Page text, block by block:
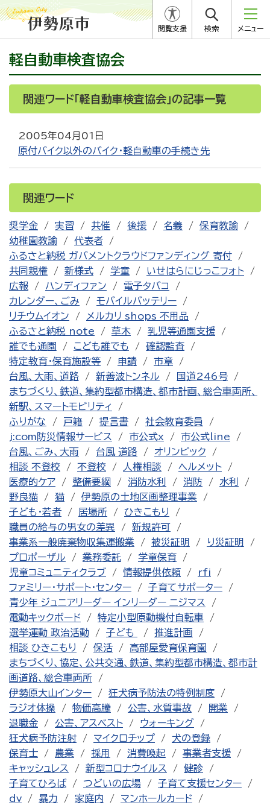
閲覧支援 検索 メニュー
軽自動車検査協会
関連ワード「軽自動車検査協会」の記事一覧
2005年04月01日
原付バイク以外のバイク・軽自動車の手続き先
関連ワード
奨学金 実習 共催 後援 名義
保育教諭
幼稚園教諭
代表者
ふるさと納税 ガバメントクラウドファンディング 寄付
共同親権
新様式 学童
いせはらにじっこフォト
広報
ハンディファン
電子タバコ
カレンダー、ごみ
モバイルバッテリー
リチウムイオン
メルカリ shops 不用品
ふるさと納税 note
草木
乳児等通園支援
誰でも通園
こども誰でも
確認監査
特定教育・保育施設等
申請
市章
台風、大雨、道路
新善波トンネル
国道246号
まちづくり、鉄道、集約型都市構造、都市計画、総合車両所、
新駅、スマートモビリティ
ふりがな
戸籍 提言書
社会教育委員
j:com防災情報サービス
市公式x
市公式line
台風、ごみ、大雨
台風 道路
オリンピック
相談 不登校
不登校 人権相談
ヘルメット
医療的ケア
整備要綱 消防水利 消防
水利
野良猫
猫
伊勢原の土地区画整理事業
子ども・若者
居場所
ひきこもり
職員の給与の男女の差異
新規許可
事業系一般廃棄物収集運搬業
被災証明
り災証明
プロポーザル
業務委託
学童保育
児童コミュニティクラブ
情報提供依頼
rfi
ファミリー・サポート・センター
子育てサポーター
青少年 ジュニアリーダー インリーダー ニジマス
電動キックボード
特定小型原動機付自転車
選挙運動 政治活動
子ども
推進計画
相談 ひきこもり
保活
高部屋愛育保育園
まちづくり、協定、公共交通、鉄道、集約型都市構造、都市計
画道路、総合車両所
伊勢原大山インター
狂犬病予防法の特例制度
ラジオ体操
物価高騰 公害、水質事故
開業
退職金
公害、アスベスト
ウォーキング
狂犬病予防注射
マイクロチップ
犬の登録
保育士
農業 採用 消費喚起
事業者支援
キャッシュレス
新型コロナウイルス
健診
子育てひろば
つどいの広場
子育て支援センター
dv
暴力 家庭内
マンホールカード